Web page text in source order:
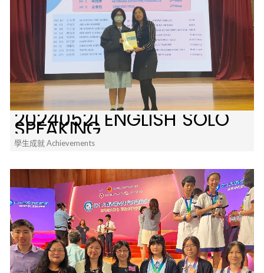
20240521 ENGLISH SOLO
SPEAKING
學生成就 Achievements